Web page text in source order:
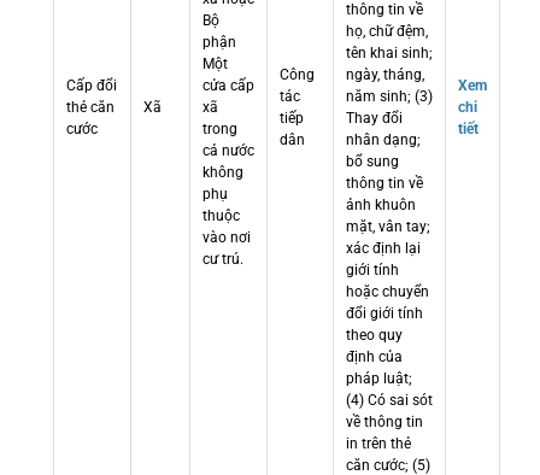
Cấp đổi
thẻ căn
cước
Xã
Bộ
phận
Một
cửa cấp
xã
trong
cả nước
không
phụ
thuộc
vào nơi
cư trú.
Công
tác
tiếp
dân
thông tin về
họ, chữ đệm,
tên khai sinh;
ngày, tháng,
năm sinh; (3)
Thay đổi
nhân dạng;
bổ sung
thông tin về
ảnh khuôn
mặt, vân tay;
xác định lại
giới tính
hoặc chuyển
đổi giới tính
theo quy
định của
pháp luật;
(4) Có sai sót
về thông tin
in trên thẻ
căn cước; (5)
Xem
chi
tiết